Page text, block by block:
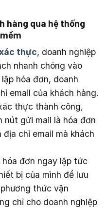
hàng qua hệ thống
thực, doanh nghiệp
nhanh chóng vào
hóa đơn, doanh
email của khách hàng.
thực thành công,
nút gửi mail là hóa đơn
chỉ email mà khách
đơn ngay lập tức
bị của mình để lưu
thức vận
chỉ cho doanh nghiệp